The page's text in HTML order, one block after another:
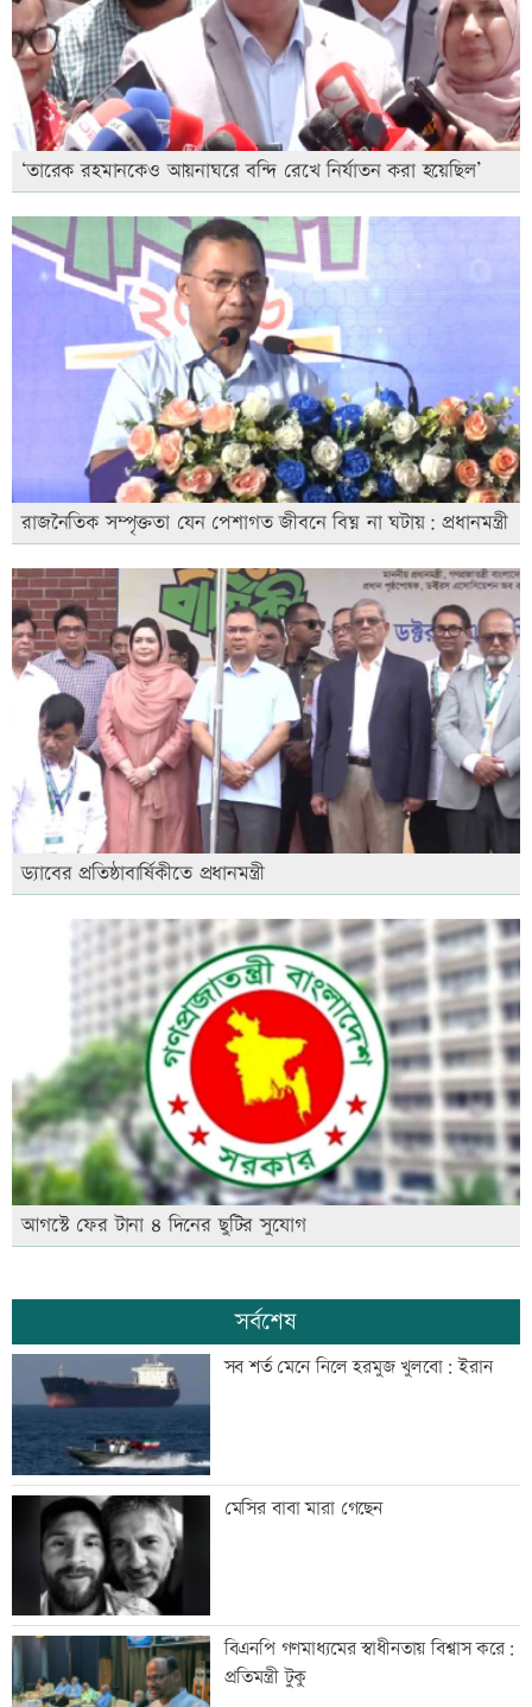
‘তারেক রহমানকেও আয়নাঘরে বন্দি রেখে নির্যাতন করা হয়েছিল’
রাজনৈতিক সম্পৃক্ততা যেন পেশাগত জীবনে বিঘ্ন না ঘটায়: প্রধানমন্ত্রী
ড্যাবের প্রতিষ্ঠাবার্ষিকীতে প্রধানমন্ত্রী
আগস্টে ফের টানা ৪ দিনের ছুটির সুযোগ
সর্বশেষ
সব শর্ত মেনে নিলে হরমুজ খুলবো: ইরান
মেসির বাবা মারা গেছেন
বিএনপি গণমাধ্যমের স্বাধীনতায় বিশ্বাস করে:
প্রতিমন্ত্রী টুকু